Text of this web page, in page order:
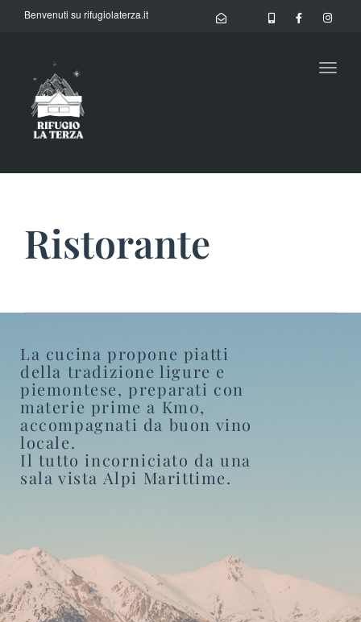
Benvenuti su rifugiolaterza.it
Toggle
Ristorante
La cucina propone piatti
della tradizione ligure e
piemontese, preparati con
materie prime a Km0,
accompagnati da buon vino
locale.
Il tutto incorniciato da una
sala vista Alpi Marittime.